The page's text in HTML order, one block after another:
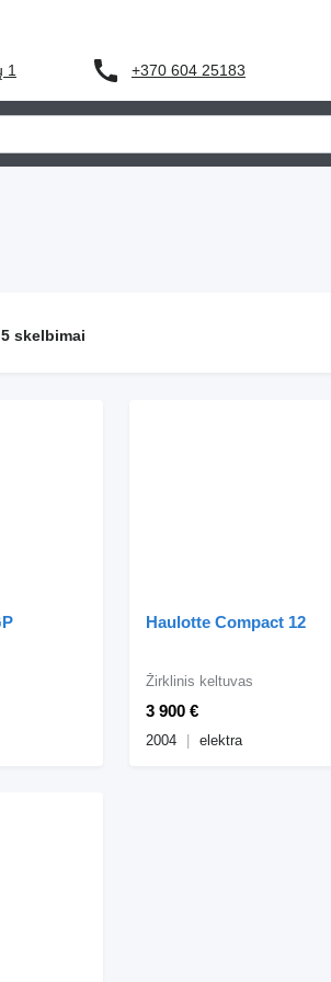
1 +370 604 25183
5 skelbimai
Haulotte Compact 12
3 900 €
Žirklinis keltuvas
2004 elektra